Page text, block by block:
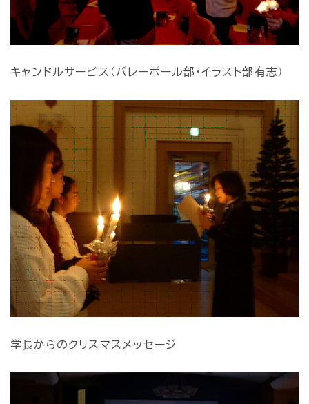
キャンドルサービス（バレーボール部・イラスト部有志）
学長からのクリスマスメッセージ